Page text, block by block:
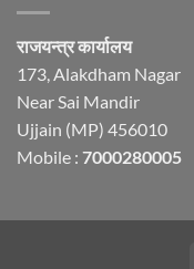
राजयन्त्र कार्यालय
173, Alakdham Nagar
Near Sai Mandir
Ujjain (MP) 456010
Mobile : 7000280005